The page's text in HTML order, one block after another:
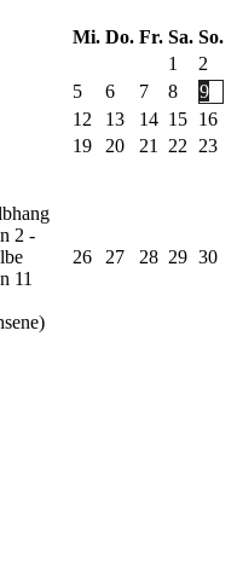
Mi. Do. Fr. Sa. So.
1
2
5 6 7 8
9
12 13 14 15 16
19 20 21 22 23
2 -
11
26 27 28 29 30